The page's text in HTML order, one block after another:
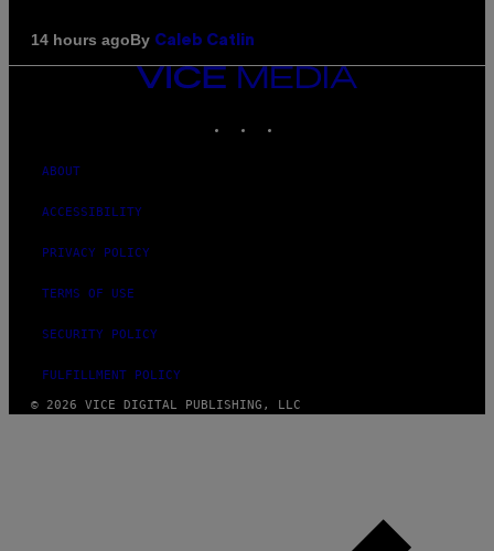
14 hours agoBy Caleb Catlin
VICE
MEDIA
ABOUT
ACCESSIBILITY
PRIVACY POLICY
TERMS OF USE
SECURITY POLICY
FULFILLMENT POLICY
© 2026 VICE DIGITAL PUBLISHING, LLC